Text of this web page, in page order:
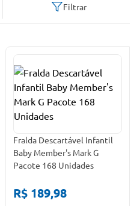
Filtrar
Fralda Descartável Infantil
Baby Member's Mark G
Pacote 168 Unidades
R$ 189,98